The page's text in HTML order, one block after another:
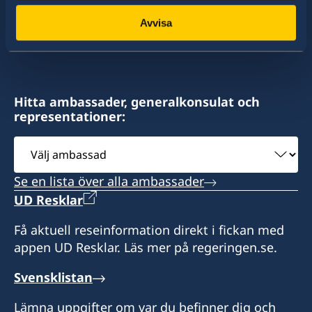
Avvisa
konsulat. Sveriges utrikesrepresentation består
av drygt 100 utlandsmyndigheter.
Hitta ambassader, generalkonsulat och
representationer:
Välj
ambassad
Se en lista över alla ambassader
UD Resklar
Få aktuell reseinformation direkt i fickan med
appen UD Resklar. Läs mer på regeringen.se.
Svensklistan
Lämna uppgifter om var du befinner dig och